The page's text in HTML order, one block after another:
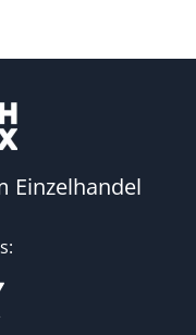
Einzelhandel